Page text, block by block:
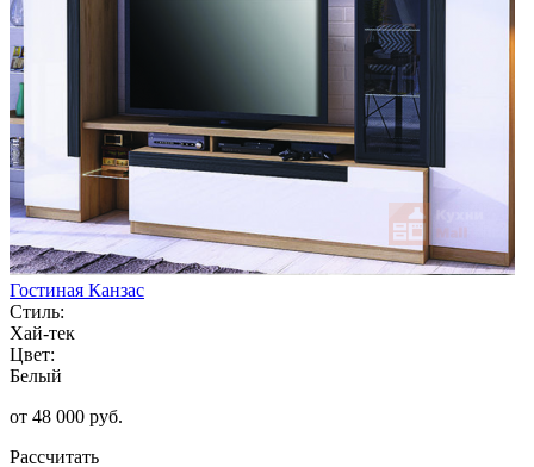
Гостиная Канзас
Стиль:
Хай-тек
Цвет:
Белый
от 48 000 руб.
Рассчитать